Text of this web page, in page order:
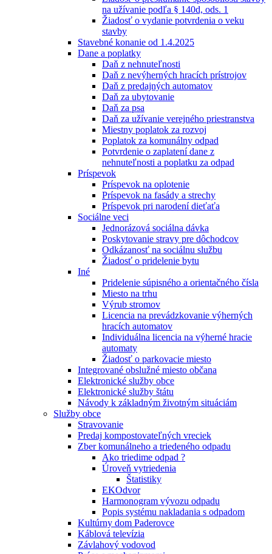
na užívanie podľa § 140d, ods. 1
Žiadosť o vydanie potvrdenia o veku
stavby
Stavebné konanie od 1.4.2025
Dane a poplatky
Daň z nehnuteľnosti
Daň z nevýherných hracích prístrojov
Daň z predajných automatov
Daň za ubytovanie
Daň za psa
Daň za užívanie verejného priestranstva
Miestny poplatok za rozvoj
Poplatok za komunálny odpad
Potvrdenie o zaplatení dane z
nehnuteľnosti a poplatku za odpad
Príspevok
Príspevok na oplotenie
Príspevok na fasády a strechy
Príspevok pri narodení dieťaťa
Sociálne veci
Jednorázová sociálna dávka
Poskytovanie stravy pre dôchodcov
Odkázanosť na sociálnu službu
Žiadosť o pridelenie bytu
Iné
Pridelenie súpisného a orientačného čísla
Miesto na trhu
Výrub stromov
Licencia na prevádzkovanie výherných
hracích automatov
Individuálna licencia na výherné hracie
automaty
Žiadosť o parkovacie miesto
Integrované obslužné miesto občana
Elektronické služby obce
Elektronické služby štátu
Návody k základným životným situáciám
Služby obce
Stravovanie
Predaj kompostovateľných vreciek
Zber komunálneho a triedeného odpadu
Ako triedime odpad ?
Úroveň vytriedenia
Štatistiky
EKOdvor
Harmonogram vývozu odpadu
Popis systému nakladania s odpadom
Kultúrny dom Paderovce
Káblová televízia
Závlahový vodovod